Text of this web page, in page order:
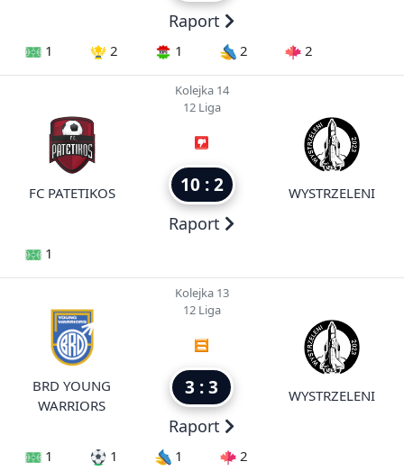
Raport
1 2 1 2 2
FC PATETIKOS
Kolejka 14
12 Liga
10 : 2
Raport
WYSTRZELENI
1
BRD YOUNG
WARRIORS
Kolejka 13
12 Liga
3 : 3
Raport
WYSTRZELENI
1 1 1 2